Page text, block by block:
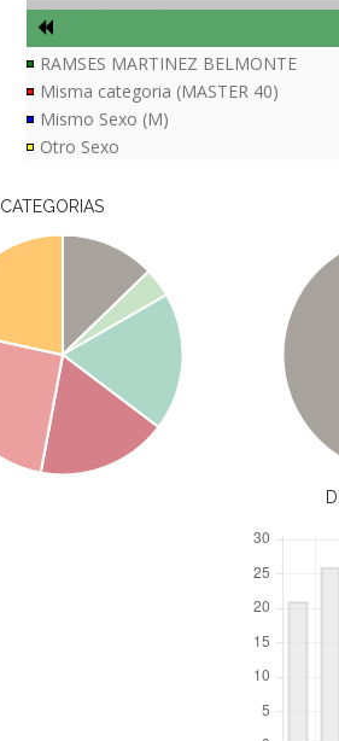
RAMSES MARTINEZ BELMONTE
Misma categoria (MASTER 40)
Mismo Sexo (M)
Otro Sexo
CATEGORIAS